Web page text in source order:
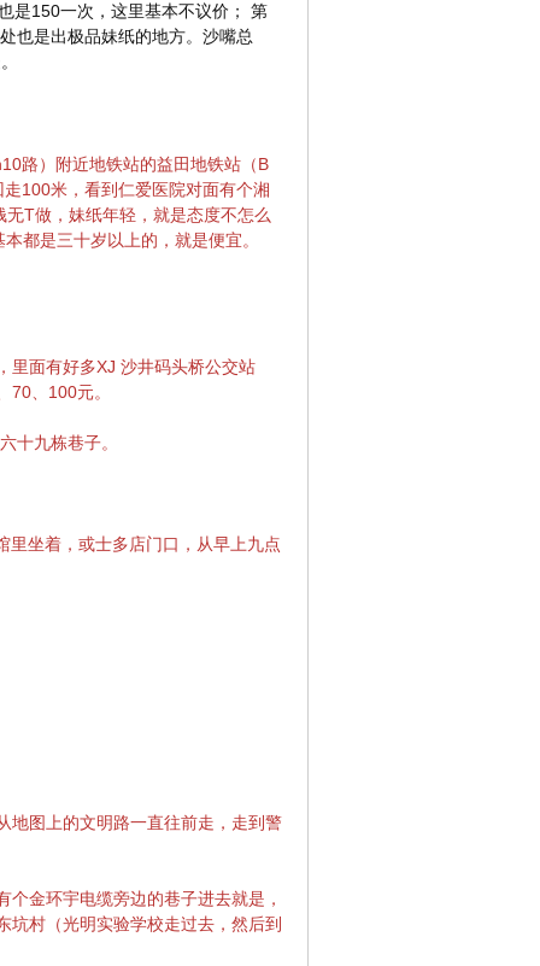
是150一次，这里基本不议价； 第
也是出极品妹纸的地方。沙嘴总
路）附近地铁站的益田地铁站（B
100米，看到仁爱医院对面有个湘
T做，妹纸年轻，就是态度不怎么
都是三十岁以上的，就是便宜。
里面有好多XJ 沙井码头桥公交站
、100元。
十九栋巷子。
里坐着，或士多店门口，从早上九点
地图上的文明路一直往前走，走到警
金环宇电缆旁边的巷子进去就是，
村（光明实验学校走过去，然后到